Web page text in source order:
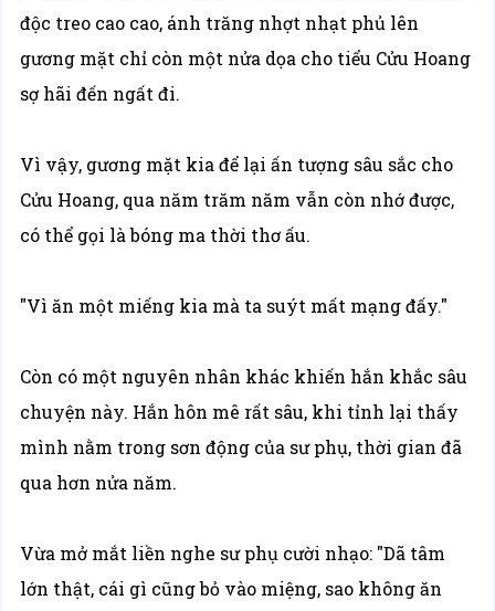
độc treo cao cao, ánh trăng nhợt nhạt phủ lên
gương mặt chỉ còn một nửa dọa cho tiểu Cửu Hoang
sợ hãi đến ngất đi.
Vì vậy, gương mặt kia để lại ấn tượng sâu sắc cho
Cửu Hoang, qua năm trăm năm vẫn còn nhớ được,
có thể gọi là bóng ma thời thơ ấu.
"Vì ăn một miếng kia mà ta suýt mất mạng đấy."
Còn có một nguyên nhân khác khiến hắn khắc sâu
chuyện này. Hắn hôn mê rất sâu, khi tỉnh lại thấy
mình nằm trong sơn động của sư phụ, thời gian đã
qua hơn nửa năm.
Vừa mở mắt liền nghe sư phụ cười nhạo: "Dã tâm
lớn thật, cái gì cũng bỏ vào miệng, sao không ăn